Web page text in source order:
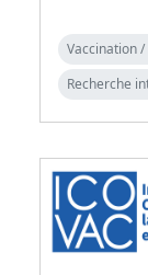
Vaccination
Recherche